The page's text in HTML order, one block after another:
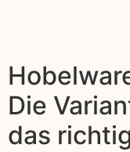
Die
das